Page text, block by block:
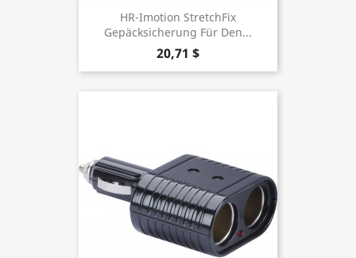
HR-Imotion StretchFix
Gepäcksicherung Für Den...
20,71 $